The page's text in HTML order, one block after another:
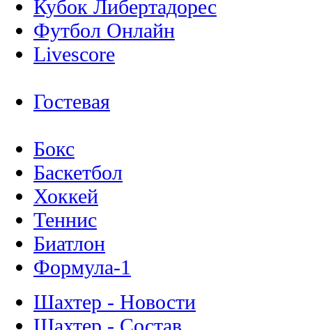
Кубок Либертадорес
Футбол Онлайн
Livescore
Гостевая
Бокс
Баскетбол
Хоккей
Теннис
Биатлон
Формула-1
Шахтер - Новости
Шахтер - Состав